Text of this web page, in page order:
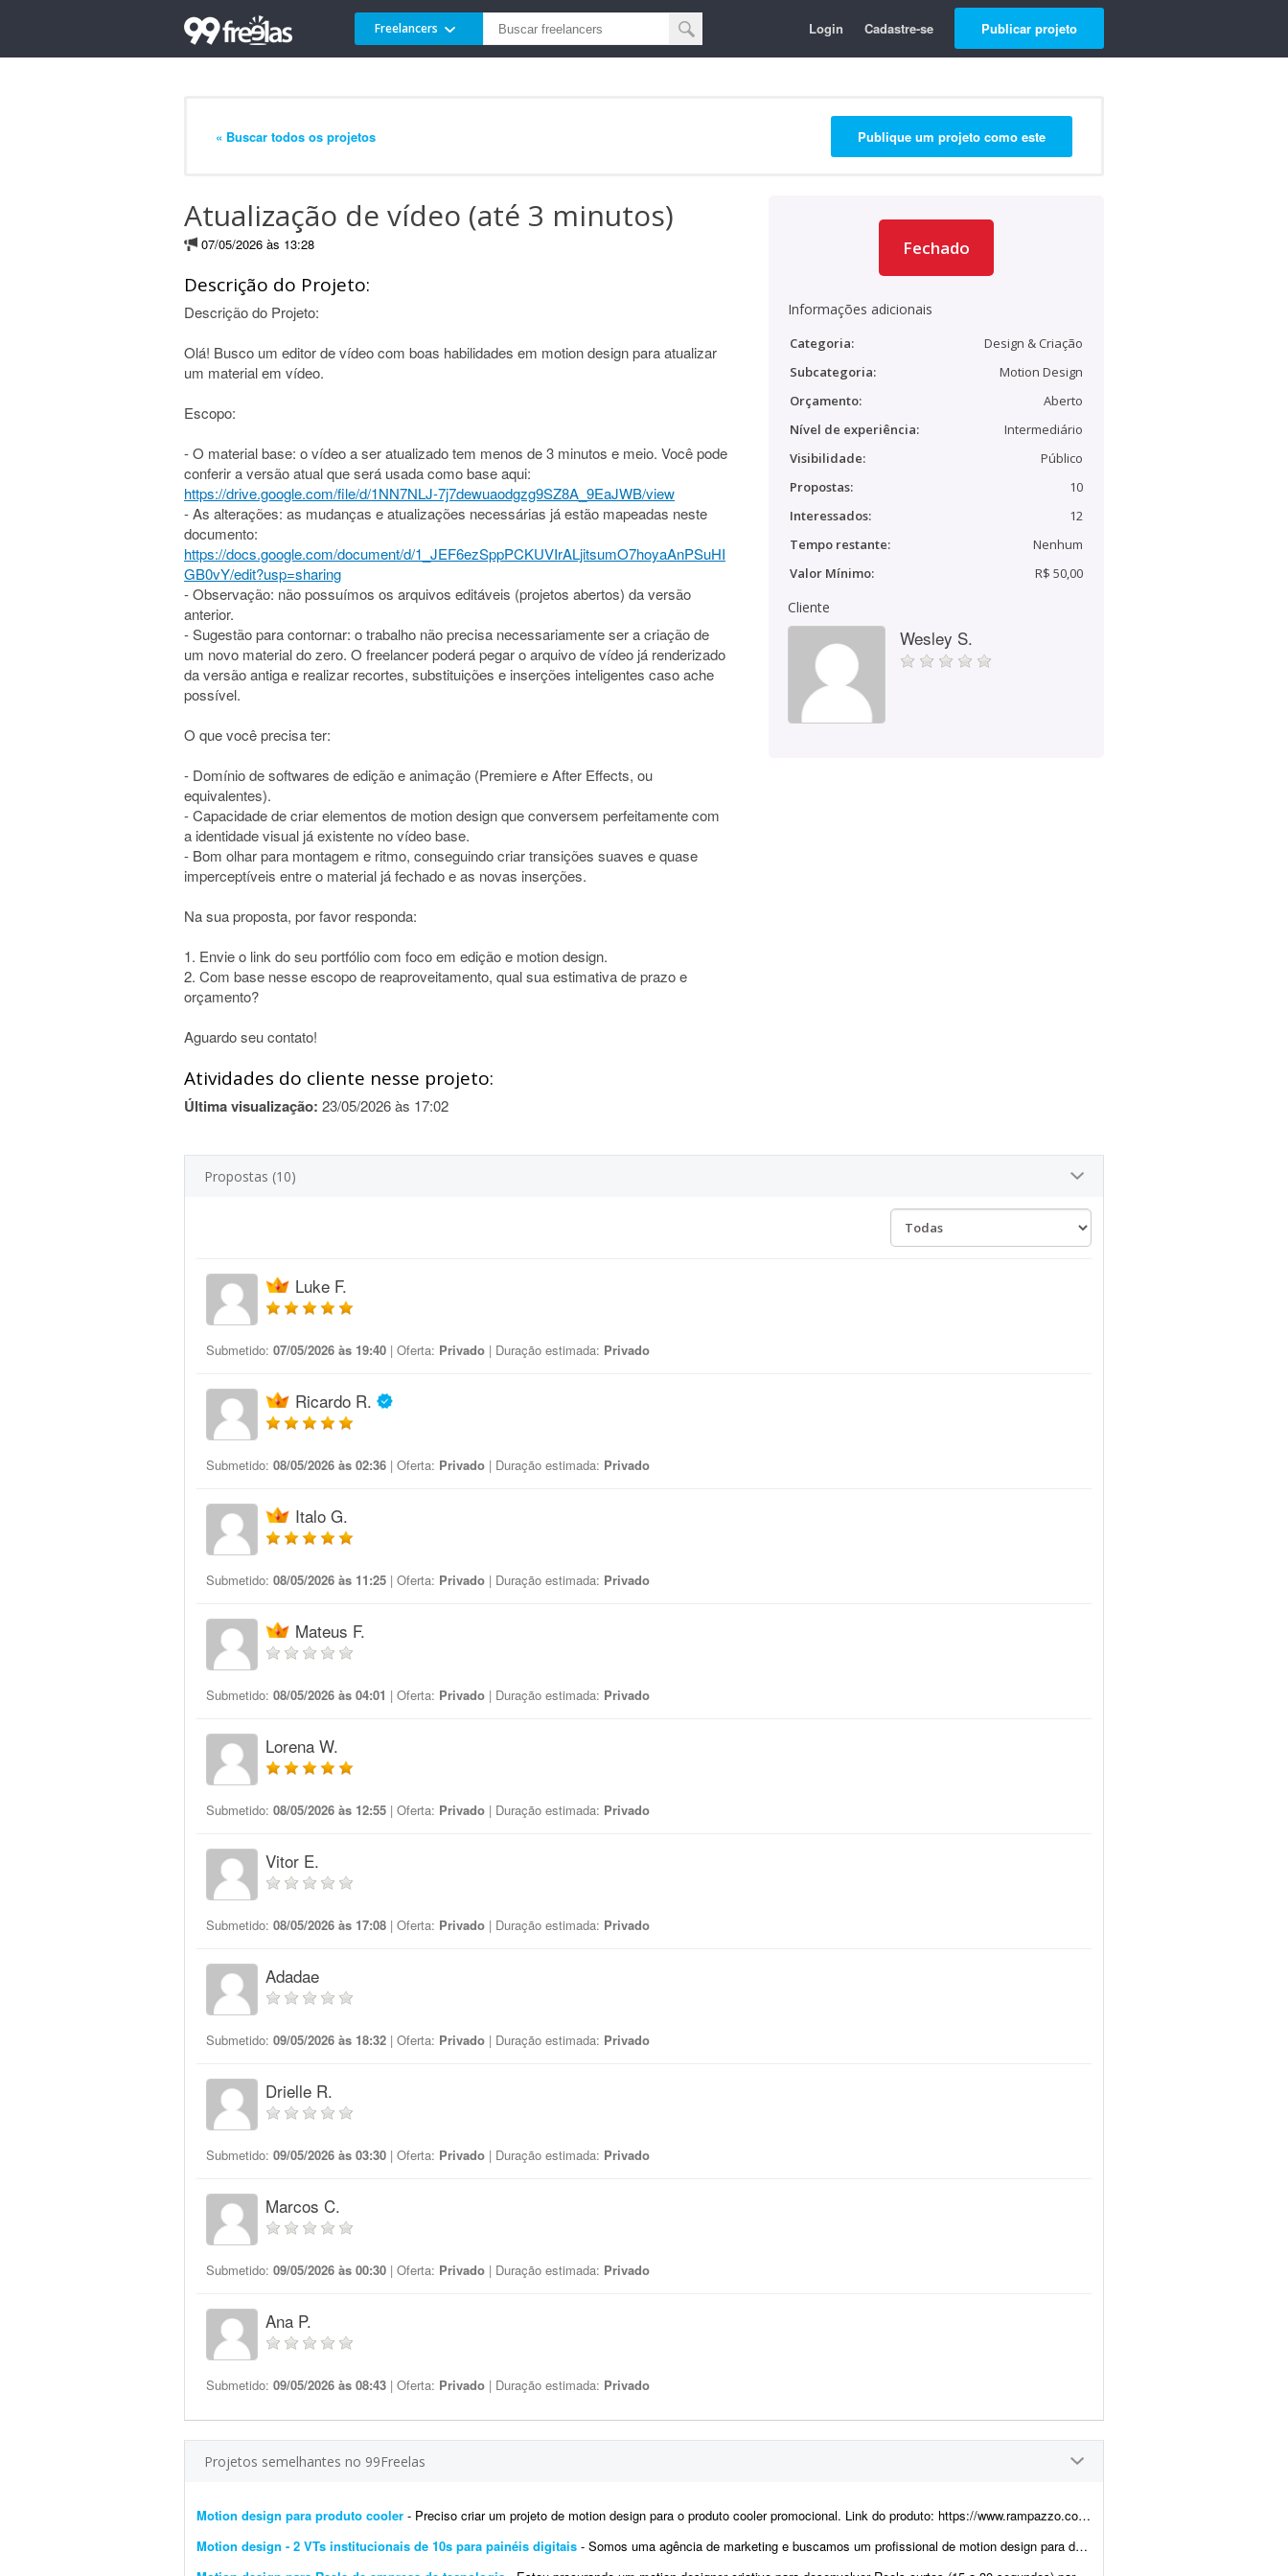
Freelancers Login Cadastre-se Publicar projeto
« Buscar todos os projetos Publique um projeto como este
Atualização de vídeo (até 3 minutos)
07/05/2026 às 13:28
Descrição do Projeto:
Descrição do Projeto:
Olá! Busco um editor de vídeo com boas habilidades em motion design para atualizar
um material em vídeo.
Escopo:
- O material base: o vídeo a ser atualizado tem menos de 3 minutos e meio. Você pode
conferir a versão atual que será usada como base aqui:
https://drive.google.com/file/d/1NN7NLJ-7j7dewuaodgzg9SZ8A_9EaJWB/view
- As alterações: as mudanças e atualizações necessárias já estão mapeadas neste
documento:
https://docs.google.com/document/d/1_JEF6ezSppPCKUVIrALjitsumO7hoyaAnPSuHI
GB0vY/edit?usp=sharing
- Observação: não possuímos os arquivos editáveis (projetos abertos) da versão
anterior.
- Sugestão para contornar: o trabalho não precisa necessariamente ser a criação de
um novo material do zero. O freelancer poderá pegar o arquivo de vídeo já renderizado
da versão antiga e realizar recortes, substituições e inserções inteligentes caso ache
possível.
O que você precisa ter:
- Domínio de softwares de edição e animação (Premiere e After Effects, ou
equivalentes).
- Capacidade de criar elementos de motion design que conversem perfeitamente com
a identidade visual já existente no vídeo base.
- Bom olhar para montagem e ritmo, conseguindo criar transições suaves e quase
imperceptíveis entre o material já fechado e as novas inserções.
Na sua proposta, por favor responda:
1. Envie o link do seu portfólio com foco em edição e motion design.
2. Com base nesse escopo de reaproveitamento, qual sua estimativa de prazo e
orçamento?
Aguardo seu contato!
Atividades do cliente nesse projeto:
Última visualização: 23/05/2026 às 17:02
Fechado
Informações adicionais
Categoria:
Design & Criação
Subcategoria:
Motion Design
Orçamento:
Aberto
Nível de experiência:
Intermediário
Visibilidade:
Público
Propostas:
10
Interessados:
12
Tempo restante:
Nenhum
Valor Mínimo:
R$ 50,00
Cliente
Wesley S.
Propostas (10)
Luke F.
Submetido: 07/05/2026 às 19:40 | Oferta: Privado | Duração estimada: Privado
Ricardo R.
Submetido: 08/05/2026 às 02:36 | Oferta: Privado | Duração estimada: Privado
Italo G.
Submetido: 08/05/2026 às 11:25 | Oferta: Privado | Duração estimada: Privado
Mateus F.
Submetido: 08/05/2026 às 04:01 | Oferta: Privado | Duração estimada: Privado
Lorena W.
Submetido: 08/05/2026 às 12:55 | Oferta: Privado | Duração estimada: Privado
Vitor E.
Submetido: 08/05/2026 às 17:08 | Oferta: Privado | Duração estimada: Privado
Adadae
Submetido: 09/05/2026 às 18:32 | Oferta: Privado | Duração estimada: Privado
Drielle R.
Submetido: 09/05/2026 às 03:30 | Oferta: Privado | Duração estimada: Privado
Marcos C.
Submetido: 09/05/2026 às 00:30 | Oferta: Privado | Duração estimada: Privado
Ana P.
Submetido: 09/05/2026 às 08:43 | Oferta: Privado | Duração estimada: Privado
Projetos semelhantes no 99Freelas
Motion design para produto cooler - Preciso criar um projeto de motion design para o produto cooler promocional. Link do produto: https://www.rampazzo.com.br/cooler-24latas-promocional
Motion design - 2 VTs institucionais de 10s para painéis digitais - Somos uma agência de marketing e buscamos um profissional de motion design para desenvolver 2 VTs institucionais de 10 segundos para um grupo médico. Os materiais serão exibido...